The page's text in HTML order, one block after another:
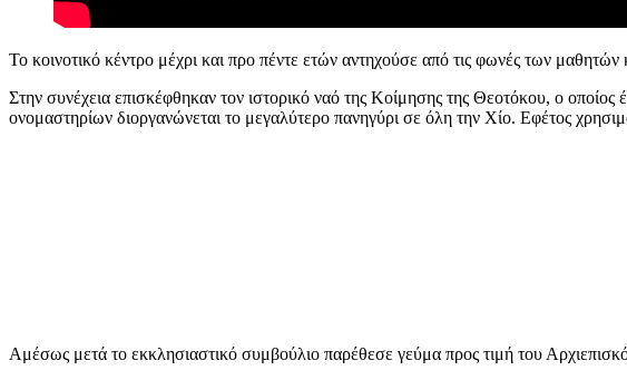
Το κοινοτικό κέντρο μέχρι και προ πέντε ετών αντηχούσε από τις φωνές των
Στην συνέχεια επισκέφθηκαν τον ιστορικό ναό της Κοίμησης της Θεοτόκου, ο
ονομαστηρίων διοργανώνεται το μεγαλύτερο πανηγύρι σε όλη την Χίο. Εφέτος
Αμέσως μετά το εκκλησιαστικό συμβούλιο παρέθεσε γεύμα προς τιμή του